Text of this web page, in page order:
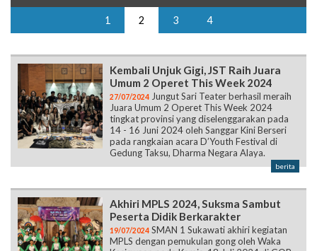
Kembali Unjuk Gigi, JST Raih Juara
Umum 2 Operet This Week 2024
Juara Umum 2 Operet This Week 2024
tingkat provinsi yang diselenggarakan pada
14 - 16 Juni 2024 oleh Sanggar Kini Berseri
pada rangkaian acara D’Youth Festival di
Gedung Taksu, Dharma Negara Alaya.
berita
Akhiri MPLS 2024, Suksma Sambut
Peserta Didik Berkarakter
MPLS dengan pemukulan gong oleh Waka
Kesiswaan pada Kamis, 18 Juli 2024 di GOR
Suksma.
berita